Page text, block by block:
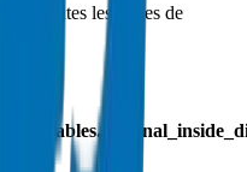
toutes les tailles de